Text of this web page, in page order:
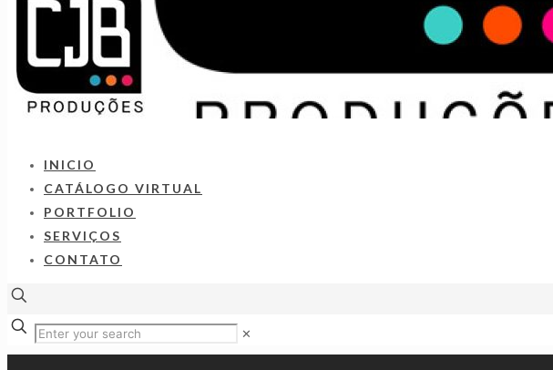
INICIO
CATÁLOGO VIRTUAL
PORTFOLIO
SERVIÇOS
CONTATO
✕